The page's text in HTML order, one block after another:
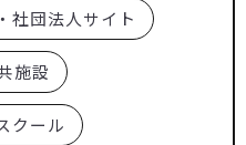
社団法人サイト
施設
クール